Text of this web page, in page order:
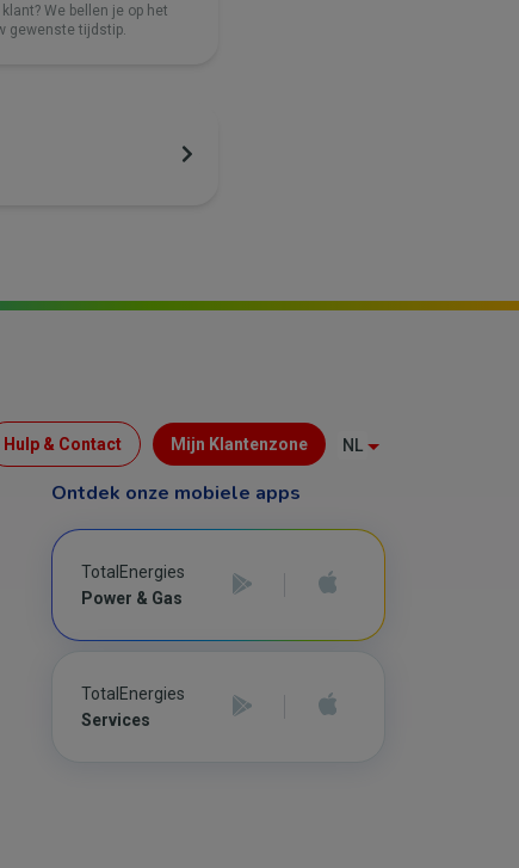
We bellen je op het
gewenste tijdstip.
(B2C)
Hulp & Contact Mijn Klantenzone NL
Ontdek onze mobiele apps
TotalEnergies
Power & Gas
TotalEnergies
Services